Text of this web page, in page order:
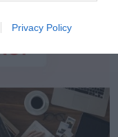
Privacy Policy